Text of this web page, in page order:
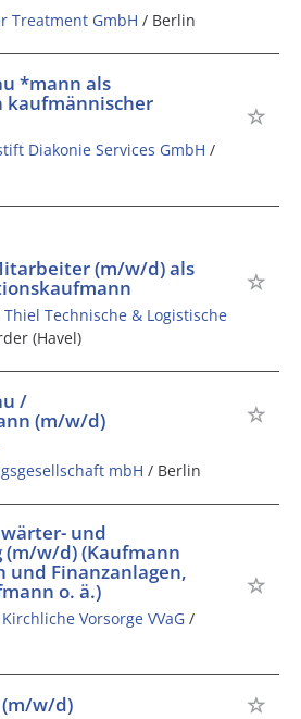
Treatment GmbH / Berlin
*mann als
kaufmännischer
Diakonie Services GmbH /
(m/w/d) als
Technische & Logistische
(Havel)
/
(m/w/d)
mbH / Berlin
und
w/d) (Kaufmann
und Finanzanlagen,
o. ä.)
Kirchliche Vorsorge VVaG /
w/d)